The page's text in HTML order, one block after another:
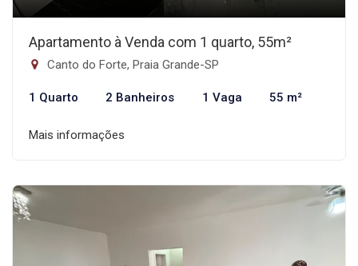
Apartamento à Venda com 1 quarto, 55m²
Canto do Forte, Praia Grande-SP
1 Quarto 2 Banheiros 1 Vaga 55 m²
Mais informações